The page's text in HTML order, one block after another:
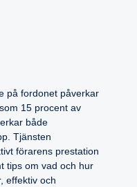
på fordonet påverkar
15 procent av
både
Tjänsten
förarens prestation
tips om vad och hur
effektiv och